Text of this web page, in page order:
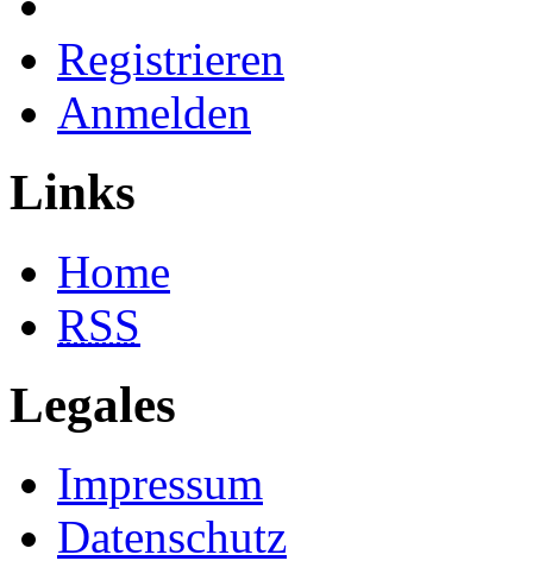
Registrieren
Anmelden
Links
Home
RSS
Legales
Impressum
Datenschutz